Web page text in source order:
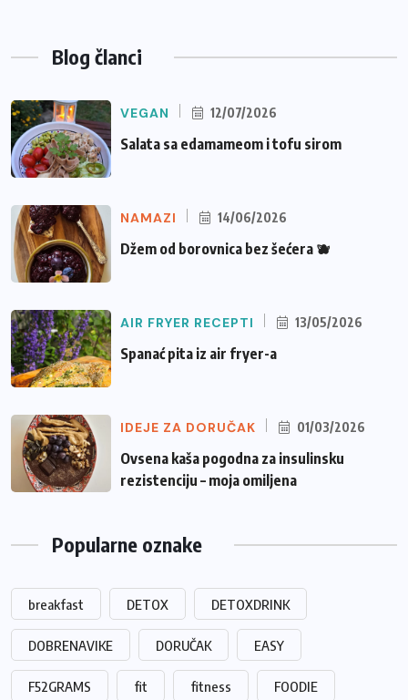
Blog članci
VEGAN 12/07/2026
Salata sa edamameom i tofu sirom
NAMAZI 14/06/2026
Džem od borovnica bez šećera 🫐
AIR FRYER RECEPTI 13/05/2026
Spanać pita iz air fryer-a
IDEJE ZA DORUČAK 01/03/2026
Ovsena kaša pogodna za insulinsku
rezistenciju – moja omiljena
Popularne oznake
breakfast DETOX DETOXDRINK
DOBRENAVIKE DORUČAK EASY
F52GRAMS fit fitness FOODIE